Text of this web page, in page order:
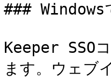
### Windows
Keeper SSO
ます。ウェブ